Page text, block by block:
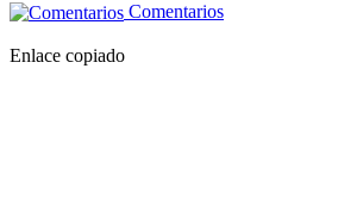
Comentarios
Enlace copiado